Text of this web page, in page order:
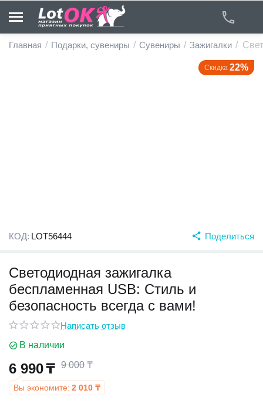
Главная / Подарки, сувениры / Сувениры / Зажигалки /
Скидка 22%
КОД: LOT56444 Поделиться
Светодиодная зажигалка
беспламенная USB: Стиль и
безопасность всегда с вами!
Написать отзыв
В наличии
6 990₸ 9 000 ₸
Вы экономите: 2 010 ₸